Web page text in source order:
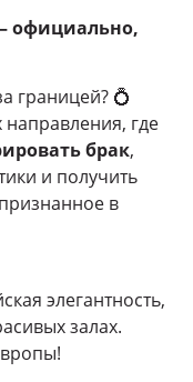
официально,
границей? 💍
где
брак,
и получить
в
элегантность,
залах.